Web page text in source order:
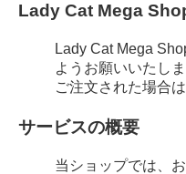
Lady Cat Mega
Lady Cat Mega
ようお願いいたしま
ご注文された場合
サービスの概要
当ショップでは、